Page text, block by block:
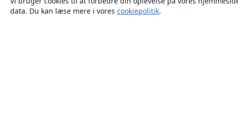
data. Du kan læse mere i vores cookiepolitik.